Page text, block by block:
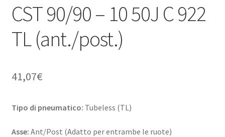
CST 90/90 – 10 50J C 922
TL (ant./post.)
41,07€
Tipo di pneumatico: Tubeless (TL)
Asse: Ant/Post (Adatto per entrambe le ruote)